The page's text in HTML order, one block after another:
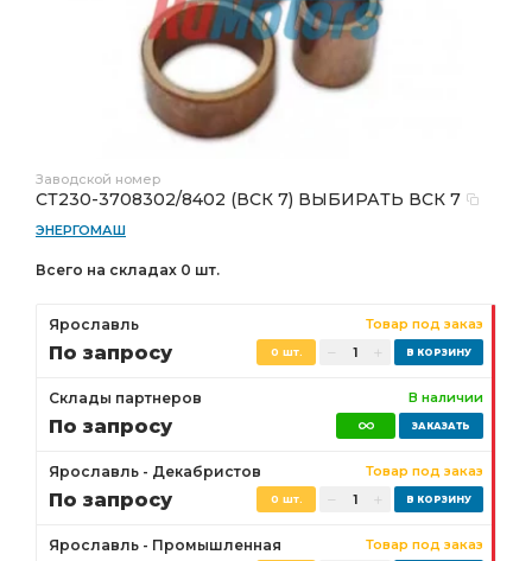
Заводской номер
СТ230-3708302/8402 (ВСК 7) ВЫБИРАТЬ ВСК 7
ЭНЕРГОМАШ
Всего на складах 0 шт.
Ярославль Товар под заказ
По запросу 0 шт.
Склады партнеров В наличии
По запросу
Ярославль - Декабристов Товар под заказ
По запросу 0 шт.
Ярославль - Промышленная Товар под заказ